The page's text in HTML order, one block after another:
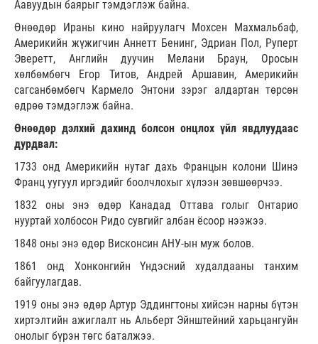
Аавуудын баярыг тэмдэглэж байна.
Өнөөдөр Ираны кино найруулагч Мохсен Махмальбаф,
Америкийн жүжигчин Аннетт Бенинг, Эдриан Пол, Руперт
Эверетт, Английн дуучин Мелани Браун, Оросын
хөлбөмбөгч Егор Титов, Андрей Аршавин, Америкийн
сагсанбөмбөгч Кармело Энтони зэрэг алдартан төрсөн
өдрөө тэмдэглэж байна.
Өнөөдөр дэлхий дахинд болсон онцлох үйл явдлуудаас
дурдвал:
1733 онд Америкийн нутаг дахь Францын колони Шинэ
Франц уугуул иргэдийг боолчлохыг хүлээн зөвшөөрчээ.
1832 оны энэ өдөр Канадад Оттава голыг Онтарио
нууртай холбосон Ридо сувгийг албан ёсоор нээжээ.
1848 оны энэ өдөр Висконсин АНУ-ын муж болов.
1861 онд Хонконгийн Үндэсний худалдааны танхим
байгуулагдав.
1919 оны энэ өдөр Артур Эддингтоны хийсэн нарны бүтэн
хиртэлтийн ажиглалт нь Альберт Эйнштейний харьцангуйн
онолыг бүрэн төгс баталжээ.